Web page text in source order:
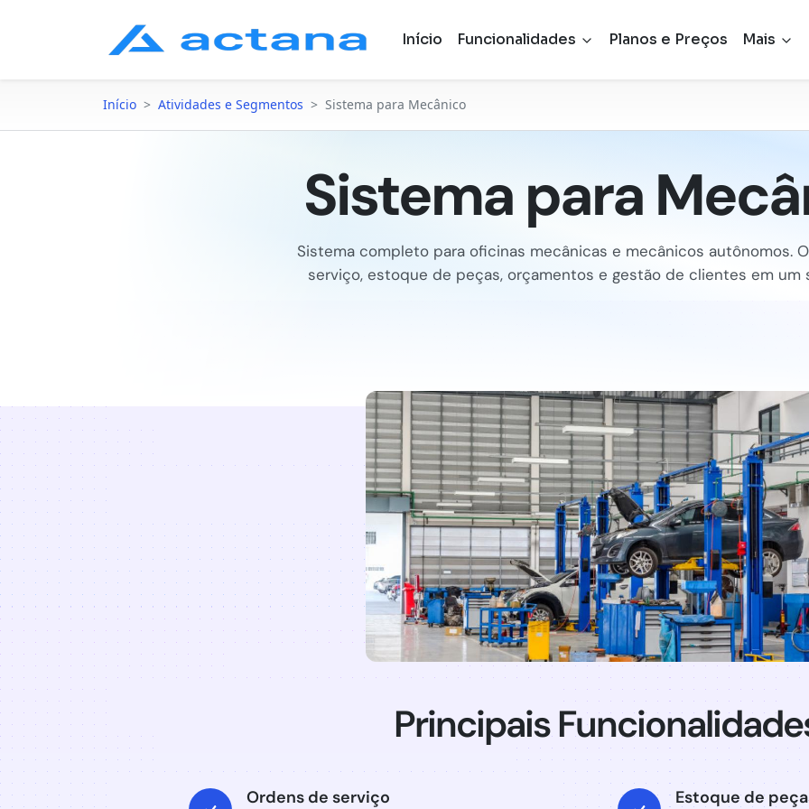
Início Funcionalidades Planos e Preços Mais
Início > Atividades e Segmentos > Sistema para Mecânico
Sistema para
Sistema completo para oficinas mecânicas e mecânicos autônomos.
serviço, estoque de peças, orçamentos e gestão de clientes em um
Principais
Ordens de serviço Estoque de